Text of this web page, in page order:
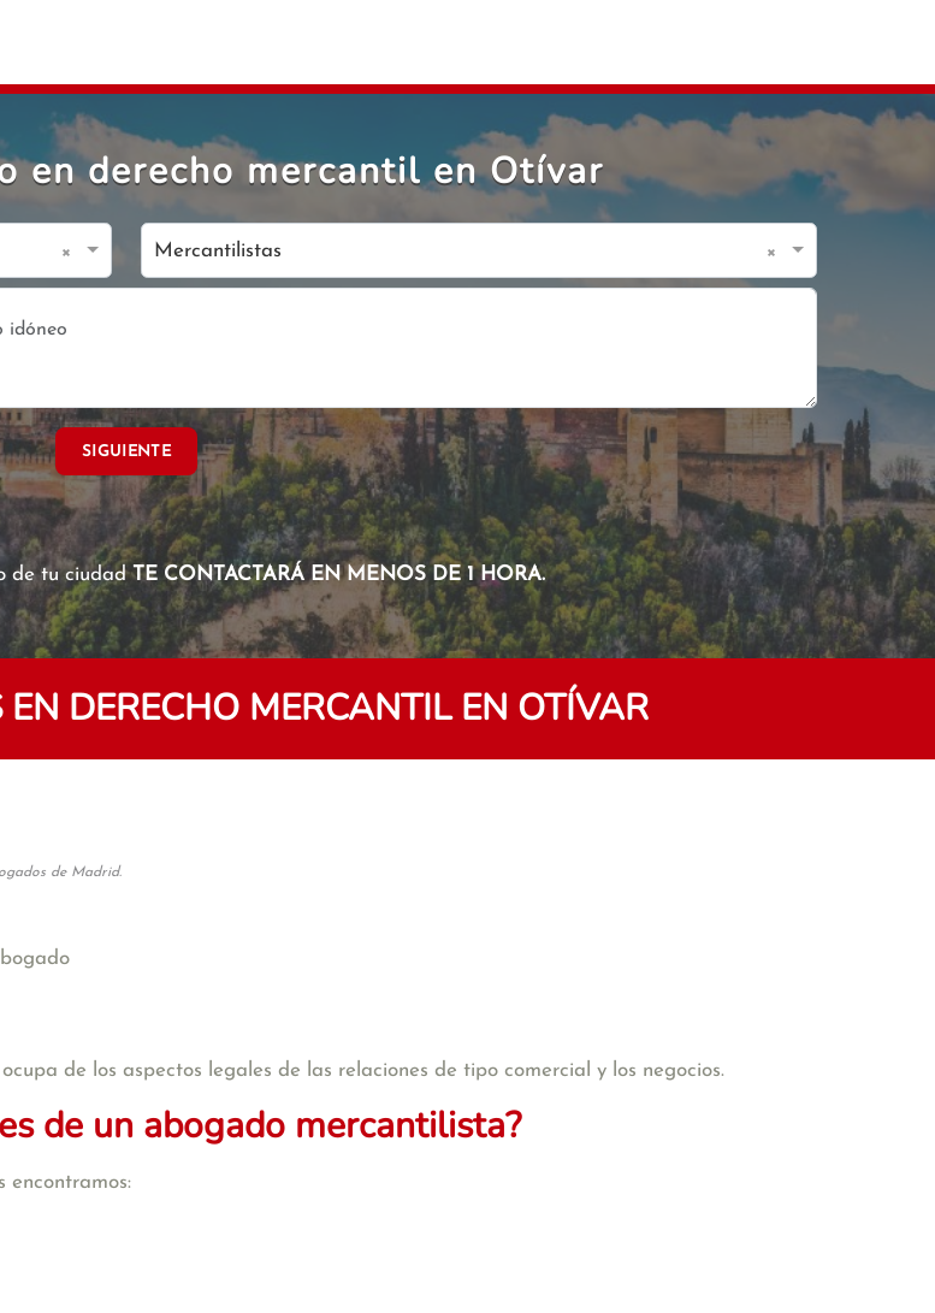
en derecho mercantil en Otívar
× Mercantilistas ×
SIGUIENTE
de tu ciudadTE CONTACTARÁ EN MENOS DE 1 HORA.
DERECHO MERCANTIL EN OTÍVAR
de Madrid.
de los aspectos legales de las relaciones de tipo comercial y los negocios.
de un abogado mercantilista?
encontramos: